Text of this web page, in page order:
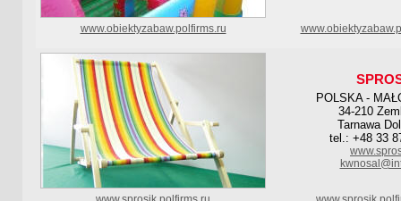
www.obiektyzabaw.polfirms.ru
POLSKA -
34-210
Tarnawa
tel.: +48 33